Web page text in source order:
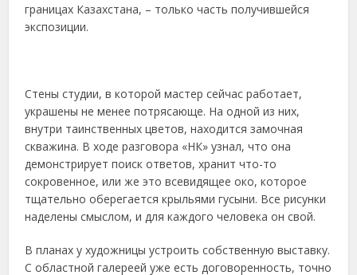
границах Казахстана, – только часть получившейся
экспозиции.
Стены студии, в которой мастер сейчас работает,
украшены не менее потрясающе. На одной из них,
внутри таинственных цветов, находится замочная
скважина. В ходе разговора «НК» узнал, что она
демонстрирует поиск ответов, хранит что-то
сокровенное, или же это всевидящее око, которое
тщательно оберегается крыльями гусыни. Все рисунки
наделены смыслом, и для каждого человека он свой.
В планах у художницы устроить собственную выставку.
С областной галереей уже есть договоренность, точно